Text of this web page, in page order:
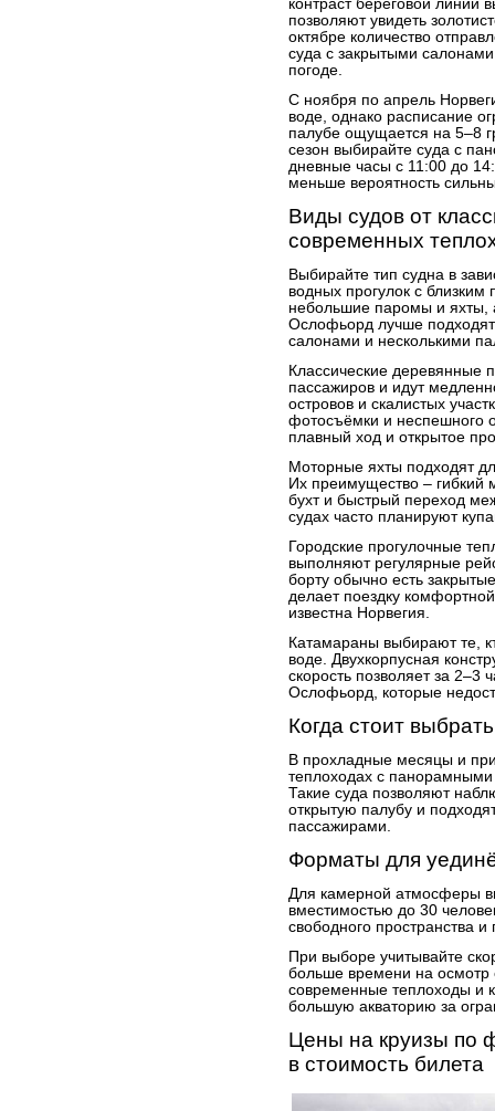
контраст береговой
позволяют увидеть
октябре количество
суда с закрытыми
погоде.
С ноября по апрель
воде, однако расписание
палубе ощущается на 5–8
сезон выбирайте суда с
дневные часы с 11:00 до
меньше вероятность
Виды судов от
современных
Выбирайте тип судна в
водных прогулок с
небольшие паромы и яхты,
Ослофьорд лучше
салонами и несколькими
Классические деревянные
пассажиров и идут
островов и скалистых
фотосъёмки и неспешного
плавный ход и открытое
Моторные яхты подходят
Их преимущество – гибкий
бухт и быстрый переход
судах часто планируют
Городские прогулочные
выполняют регулярные
борту обычно есть
делает поездку
известна Норвегия.
Катамараны выбирают те,
воде. Двухкорпусная
скорость позволяет за 2–3
Ослофьорд, которые
Когда стоит
В прохладные месяцы и
теплоходах с
Такие суда позволяют
открытую палубу и
пассажирами.
Форматы для
Для камерной атмосферы
вместимостью до 30
свободного пространства
При выборе учитывайте
больше времени на осмотр
современные теплоходы и
большую акваторию за
Цены на круизы по
в стоимость билета